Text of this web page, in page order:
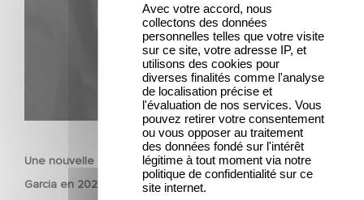
FILM
Une nouvelle comédie avec Baptiste Lecaplain et José
Garcia en 2027 !
Avec votre accord, nous
collectons des données
personnelles telles que votre visite
sur ce site, votre adresse IP, et
utilisons des cookies pour
diverses finalités comme l'analyse
de localisation précise et
l'évaluation de nos services. Vous
pouvez retirer votre consentement
ou vous opposer au traitement
des données fondé sur l'intérêt
légitime à tout moment via notre
politique de confidentialité sur ce
site internet.